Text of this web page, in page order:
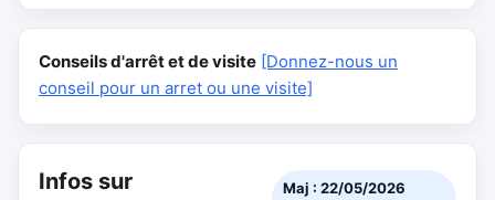
Conseils d'arrêt et de visite [Donnez-nous un
conseil pour un arret ou une visite]
Infos sur
Maj : 22/05/2026